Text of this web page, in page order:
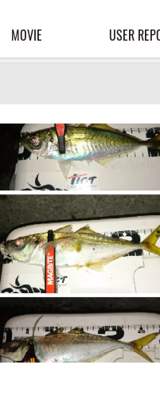
MOVIE USER